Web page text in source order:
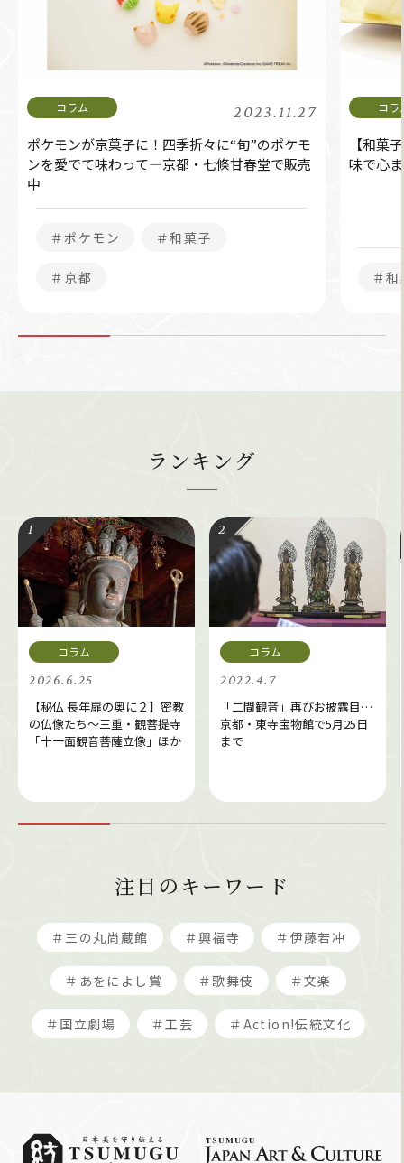
2023.11.27
ポケモンが京菓子に！四季折々に“旬”のポケモ
ンを愛でて味わって―京都・七條甘春堂で販売
中
＃ポケモン ＃和菓子
＃京都
【和菓
味で心
＃
ランキング
2026.6.25
【秘仏 長年扉の奥に２】密教
の仏像たち～三重・観菩提寺
「十一面観音菩薩立像」ほか
2022.4.7
「二間観音」再びお披露目…
京都・東寺宝物館で5月25日
まで
注目のキーワード
＃三の丸尚蔵館 ＃興福寺 ＃伊藤若冲
＃あをによし賞 ＃歌舞伎 ＃文楽
＃国立劇場 ＃工芸 ＃Action!伝統文化